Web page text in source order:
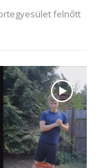
felnőtt